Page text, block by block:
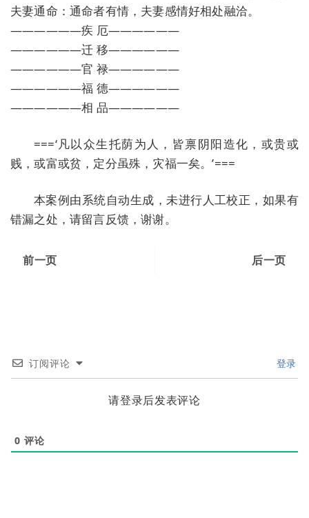
夫妻通命：通命者有情，夫妻感情好相处融洽。
——————疾 厄——————
——————迁 移——————
——————官 禄——————
——————福 德——————
——————相 品——————
===‘凡以众生托荫为人，皆禀阴阳造化，或贵或
贱，或富或贫，定分虽殊，灾福一矣。’===
本案例由系统自动生成，未进行人工校正，如果有
错漏之处，请留言反馈，谢谢。
前一页 后一页
订阅评论 登录
请登录后发表评论
0 评论